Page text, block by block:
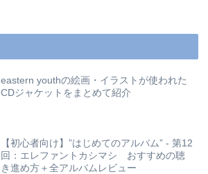
eastern youthの絵画・イラストが使われた
CDジャケットをまとめて紹介
【初心者向け】”はじめてのアルバム” - 第12
回：エレファントカシマシ おすすめの聴
き進め方＋全アルバムレビュー